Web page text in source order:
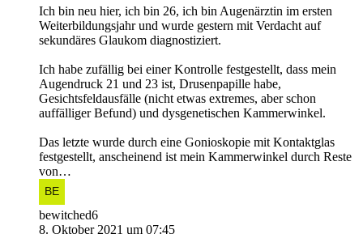
Ich bin neu hier, ich bin 26, ich bin Augenärztin im ersten
Weiterbildungsjahr und wurde gestern mit Verdacht auf
sekundäres Glaukom diagnostiziert.
Ich habe zufällig bei einer Kontrolle festgestellt, dass mein
Augendruck 21 und 23 ist, Drusenpapille habe,
Gesichtsfeldausfälle (nicht etwas extremes, aber schon
auffälliger Befund) und dysgenetischen Kammerwinkel.
Das letzte wurde durch eine Gonioskopie mit Kontaktglas
festgestellt, anscheinend ist mein Kammerwinkel durch Reste
von…
bewitched6
8. Oktober 2021 um 07:45